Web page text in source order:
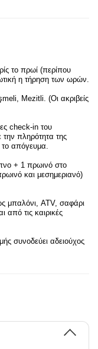
το πρωί (περίπου
η τήρηση των ωρών.
Mezitli. (Οι ακριβείς
check-in του
πληρότητα της
το απόγευμα.
+ 1 πρωινό στο
και μεσημεριανό)
μπαλόνι, ATV, σαφάρι
από τις καιρικές
συνοδεύει αδειούχος